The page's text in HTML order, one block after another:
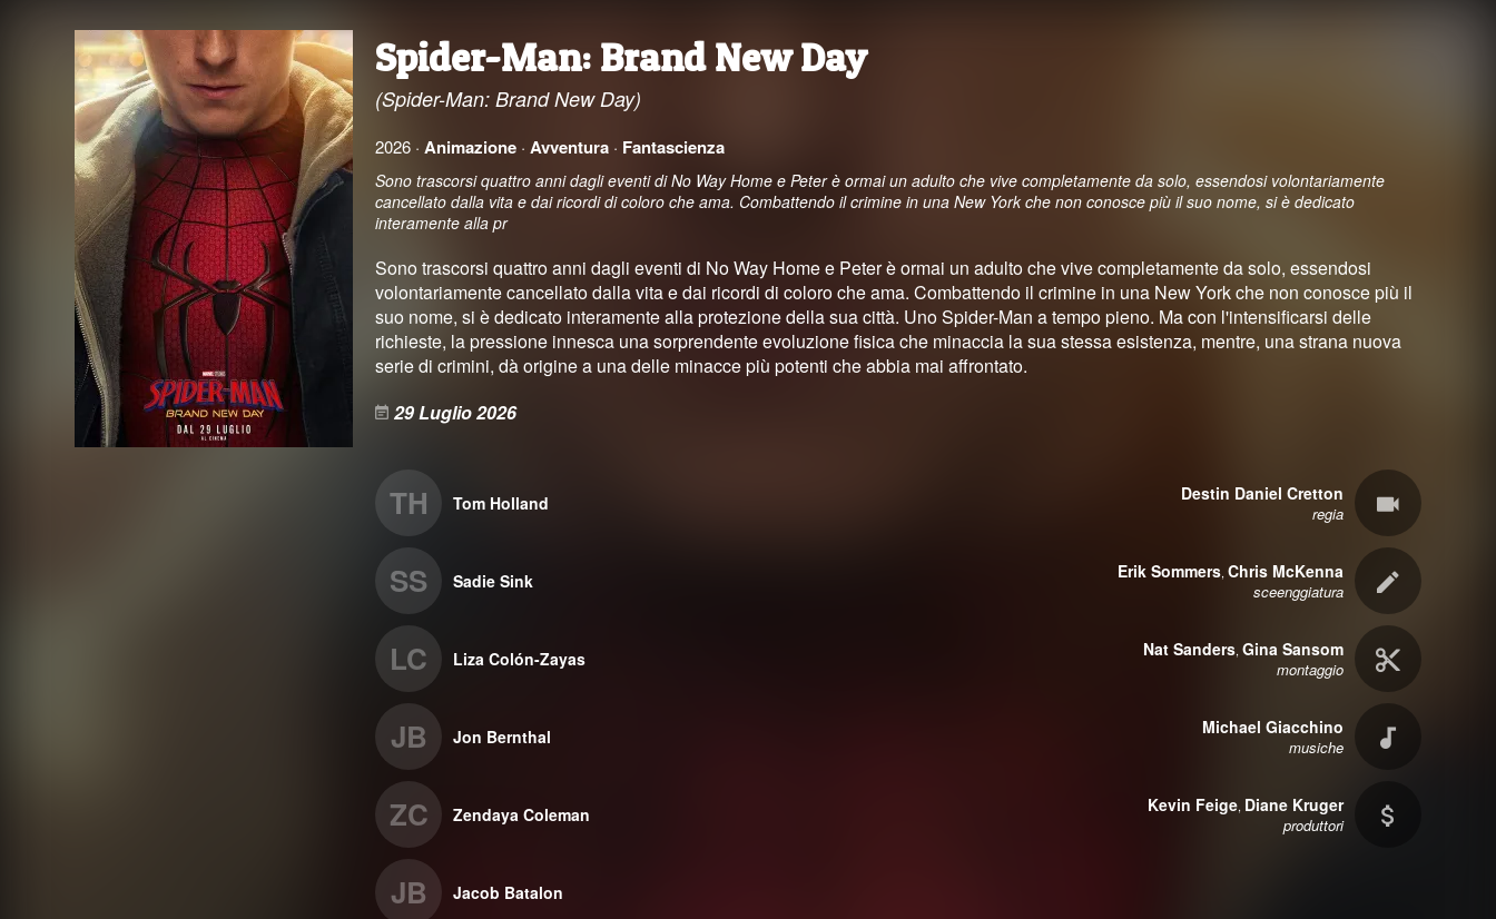
Spider-Man: Brand New Day
(Spider-Man: Brand New Day)
2026 · Animazione ·Avventura · Fantascienza
Sono trascorsi quattro anni dagli eventi di No Way Home e Peter è ormai un adulto che vive completamente da solo, essendosi volontariamente
cancellato dalla vita e dai ricordi di coloro che ama. Combattendo il crimine in una New York che non conosce più il suo nome, si è dedicato
interamente alla pr
Sono trascorsi quattro anni dagli eventi di No Way Home e Peter è ormai un adulto che vive completamente da solo, essendosi
volontariamente cancellato dalla vita e dai ricordi di coloro che ama. Combattendo il crimine in una New York che non conosce più il
suo nome, si è dedicato interamente alla protezione della sua città. Uno Spider-Man a tempo pieno. Ma con l'intensificarsi delle
richieste, la pressione innesca una sorprendente evoluzione fisica che minaccia la sua stessa esistenza, mentre, una strana nuova
serie di crimini, dà origine a una delle minacce più potenti che abbia mai affrontato.
29 Luglio 2026
TH Tom Holland
SS Sadie Sink
LC Liza Colón-Zayas
JB Jon Bernthal
ZC Zendaya Coleman
JB Jacob Batalon
Destin Daniel Cretton
regia
Erik Sommers,Chris McKenna
sceenggiatura
Nat Sanders,Gina Sansom
montaggio
Michael Giacchino
musiche
Kevin Feige, Diane Kruger
produttori